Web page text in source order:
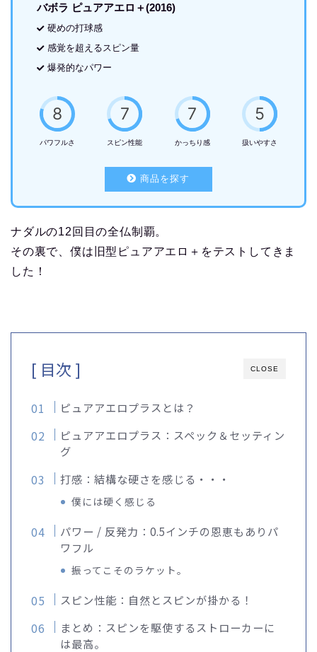
バボラ ピュアアエロ＋(2016)
硬めの打球感
感覚を超えるスピン量
爆発的なパワー
8
パワフルさ
7
スピン性能
7
かっちり感
5
扱いやすさ
商品を探す
ナダルの12回目の全仏制覇。
その裏で、僕は旧型ピュアアエロ＋をテストしてきま
した！
CLOSE
[ 目次 ]
ピュアアエロプラスとは？
ピュアアエロプラス：スペック＆セッティン
グ
打感：結構な硬さを感じる・・・
僕には硬く感じる
パワー / 反発力：0.5インチの恩恵もありパ
ワフル
振ってこそのラケット。
スピン性能：自然とスピンが掛かる！
まとめ：スピンを駆使するストローカーに
は最高。